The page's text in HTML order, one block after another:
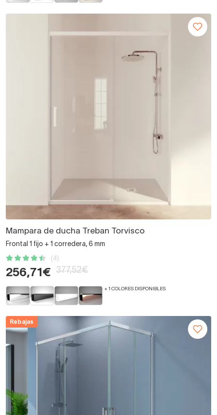
Mampara de ducha Treban Torvisco
Frontal 1 fijo + 1 corredera, 6 mm
(4)
256,71€ 377,52€
+ 1 COLORES DISPONIBLES
Rebajas